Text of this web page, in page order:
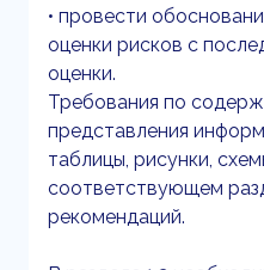
• провести
оценки рисков с
оценки.
Требования по
представления
таблицы, рисунки,
соответствующем
рекомендаций.